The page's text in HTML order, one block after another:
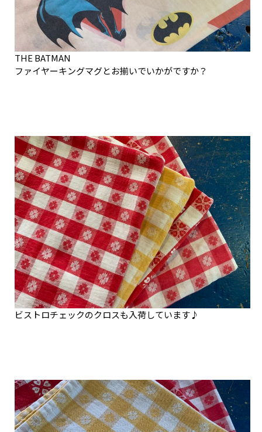
THE BATMAN
ファイヤーキングマグとお揃いでいかがですか？
ビストロチェックのクロスも入荷しています♪